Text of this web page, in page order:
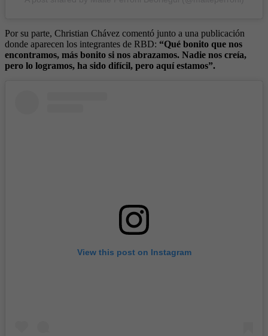
Por su parte, Christian Chávez comentó junto a una publicación
donde aparecen los integrantes de RBD: “Qué bonito que nos
encontramos, más bonito si nos abrazamos. Nadie nos creía,
pero lo logramos, ha sido difícil, pero aquí estamos”.
View this post on Instagram